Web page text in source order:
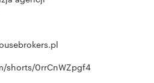
shorts/0rrCnWZpgf4